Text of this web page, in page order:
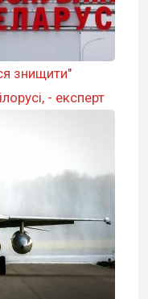
знищити"
- експерт